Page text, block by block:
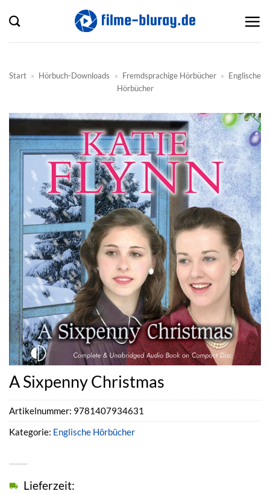
Inhalt
springen
Start » Hörbuch-Downloads » Fremdsprachige Hörbücher » Englische
Hörbücher
A Sixpenny Christmas
Lieferzeit:
Artikelnummer: 9781407934631
Kategorie: Englische Hörbücher